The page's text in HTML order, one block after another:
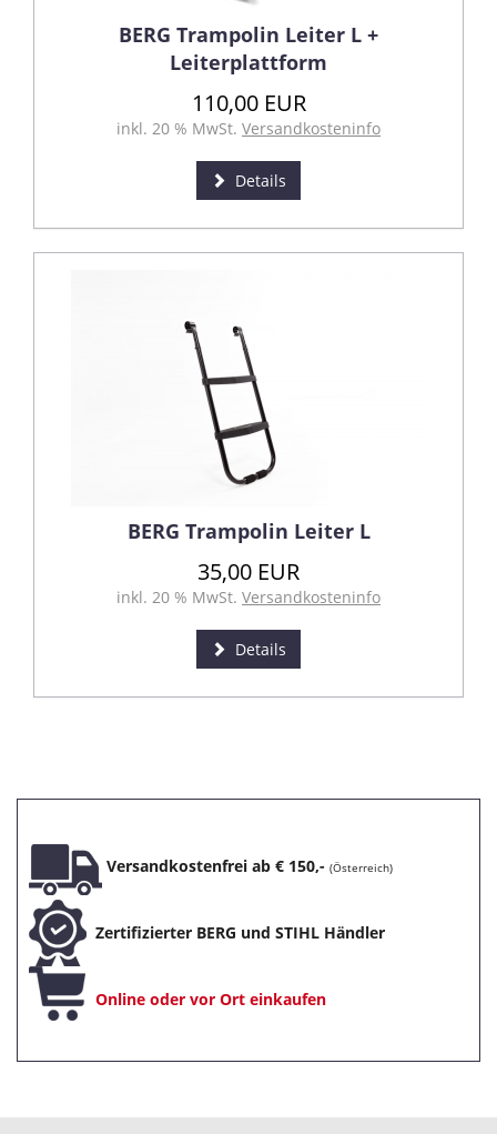
BERG Trampolin Leiter L +
Leiterplattform
110,00 EUR
inkl. 20 % MwSt. Versandkosteninfo
Details
BERG Trampolin Leiter L
35,00 EUR
inkl. 20 % MwSt. Versandkosteninfo
Details
Versandkostenfrei ab € 150,- (Österreich)
Zertifizierter BERG und STIHL Händler
Online oder vor Ort einkaufen